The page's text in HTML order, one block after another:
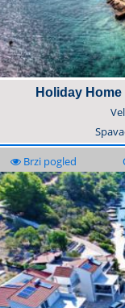
Holiday
Brzi pogled